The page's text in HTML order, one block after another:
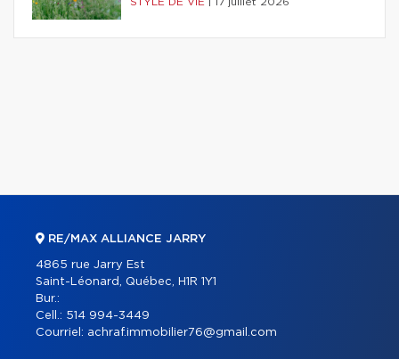
RE/MAX ALLIANCE JARRY
4865 rue Jarry Est
Saint-Léonard, Québec, H1R 1Y1
Bur.:
Cell.: 514 994-3449
Courriel: achraf.immobilier76@gmail.com